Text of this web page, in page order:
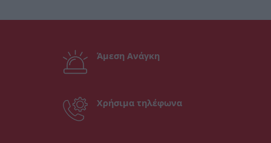
Άμεση Ανάγκη
Χρήσιμα τηλέφωνα